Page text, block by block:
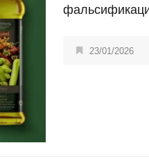
23/01/2026